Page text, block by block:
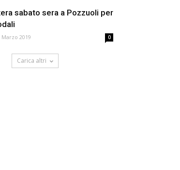
sabato sera a Pozzuoli per
Marzo 2019 0
Carica altri